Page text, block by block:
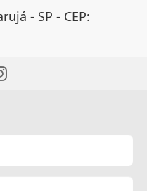
- SP - CEP: